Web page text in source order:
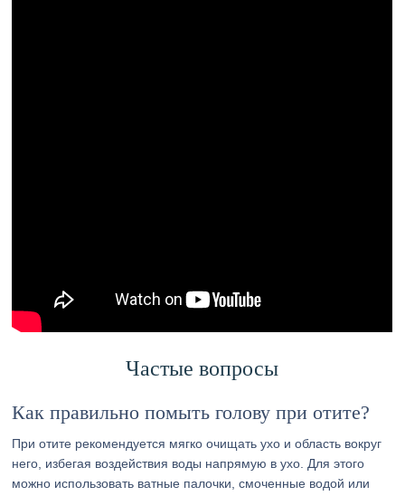
Частые вопросы
Как правильно помыть голову при отите?
При отите рекомендуется мягко очищать ухо и область вокруг
него, избегая воздействия воды напрямую в ухо. Для этого
можно использовать ватные палочки, смоченные водой или